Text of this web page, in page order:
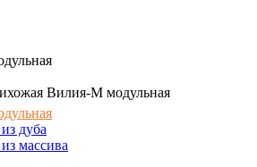
Вилия-М модульная
дуба
массива